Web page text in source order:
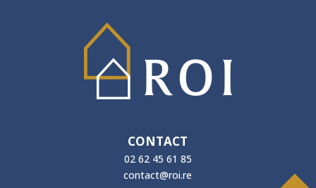
CONTACT
02 62 45 61 85
contact@roi.re